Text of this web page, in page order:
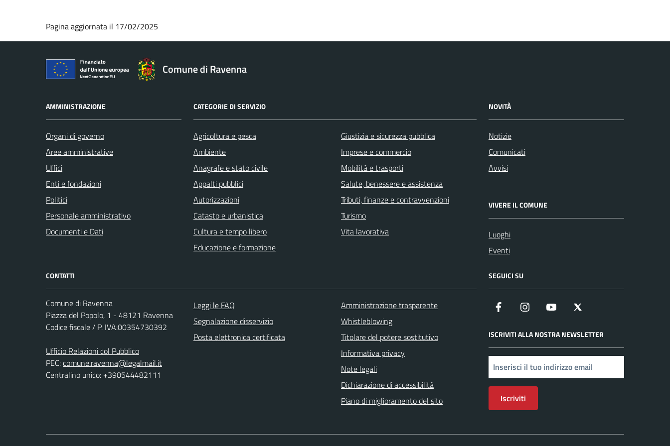
Pagina aggiornata il 17/02/2025
Comune di Ravenna
AMMINISTRAZIONE
Organi di governo
Aree amministrative
Uffici
Enti e fondazioni
Politici
Personale amministrativo
Documenti e Dati
CATEGORIE DI SERVIZIO
Agricoltura e pesca
Ambiente
Anagrafe e stato civile
Appalti pubblici
Autorizzazioni
Catasto e urbanistica
Cultura e tempo libero
Educazione e formazione
Giustizia e sicurezza pubblica
Imprese e commercio
Mobilità e trasporti
Salute, benessere e assistenza
Tributi, finanze e contravvenzioni
Turismo
Vita lavorativa
NOVITÀ
Notizie
Comunicati
Avvisi
VIVERE IL COMUNE
Luoghi
Eventi
CONTATTI
Comune di Ravenna
Piazza del Popolo, 1 - 48121 Ravenna
Codice fiscale / P. IVA:00354730392
Ufficio Relazioni col Pubblico
PEC:comune.ravenna@legalmail.it
Centralino unico: +390544482111
Leggi le FAQ
Segnalazione disservizio
Posta elettronica certificata
Amministrazione trasparente
Whistleblowing
Titolare del potere sostitutivo
Informativa privacy
Note legali
Dichiarazione di accessibilità
Piano di miglioramento del sito
SEGUICI SU
Facebook Instagram YouTube
ISCRIVITI ALLA NOSTRA NEWSLETTER